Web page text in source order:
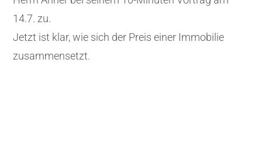
14.7. zu.
Jetzt ist klar, wie sich der Preis einer Immobilie
zusammensetzt.